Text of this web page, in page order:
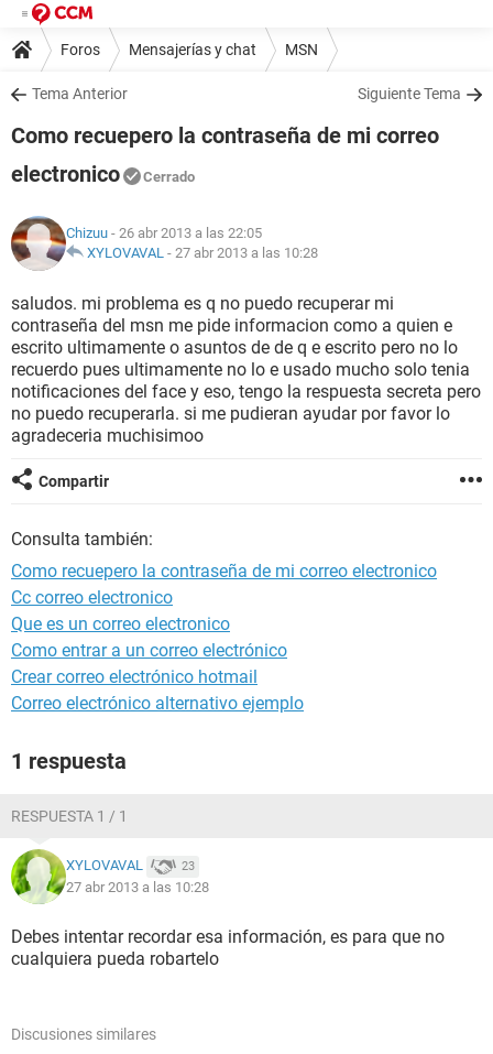
Foros Mensajerías y chat MSN
Tema Anterior Siguiente Tema
Como recuepero la contraseña de mi correo
electronico
Cerrado
Chizuu - 26 abr 2013 a las 22:05
XYLOVAVAL - 27 abr 2013 a las 10:28
saludos. mi problema es q no puedo recuperar mi
contraseña del msn me pide informacion como a quien e
escrito ultimamente o asuntos de de q e escrito pero no lo
recuerdo pues ultimamente no lo e usado mucho solo tenia
notificaciones del face y eso, tengo la respuesta secreta pero
no puedo recuperarla. si me pudieran ayudar por favor lo
agradeceria muchisimoo
Compartir
Consulta también:
Como recuepero la contraseña de mi correo electronico
Cc correo electronico
Que es un correo electronico
Como entrar a un correo electrónico
Crear correo electrónico hotmail
Correo electrónico alternativo ejemplo
1 respuesta
RESPUESTA 1 / 1
XYLOVAVAL 23
27 abr 2013 a las 10:28
Debes intentar recordar esa información, es para que no
cualquiera pueda robartelo
Discusiones similares